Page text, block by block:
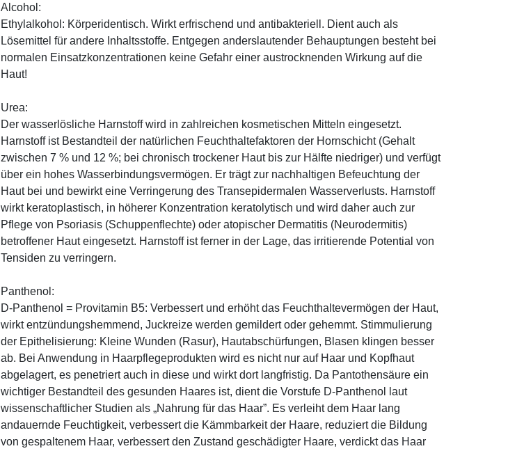
Alcohol:
Ethylalkohol: Körperidentisch. Wirkt erfrischend und antibakteriell. Dient auch als
Lösemittel für andere Inhaltsstoffe. Entgegen anderslautender Behauptungen besteht bei
normalen Einsatzkonzentrationen keine Gefahr einer austrocknenden Wirkung auf die
Haut!
Urea:
Der wasserlösliche Harnstoff wird in zahlreichen kosmetischen Mitteln eingesetzt.
Harnstoff ist Bestandteil der natürlichen Feuchthaltefaktoren der Hornschicht (Gehalt
zwischen 7 % und 12 %; bei chronisch trockener Haut bis zur Hälfte niedriger) und verfügt
über ein hohes Wasserbindungsvermögen. Er trägt zur nachhaltigen Befeuchtung der
Haut bei und bewirkt eine Verringerung des Transepidermalen Wasserverlusts. Harnstoff
wirkt keratoplastisch, in höherer Konzentration keratolytisch und wird daher auch zur
Pflege von Psoriasis (Schuppenflechte) oder atopischer Dermatitis (Neurodermitis)
betroffener Haut eingesetzt. Harnstoff ist ferner in der Lage, das irritierende Potential von
Tensiden zu verringern.
Panthenol:
D-Panthenol = Provitamin B5: Verbessert und erhöht das Feuchthaltevermögen der Haut,
wirkt entzündungshemmend, Juckreize werden gemildert oder gehemmt. Stimmulierung
der Epithelisierung: Kleine Wunden (Rasur), Hautabschürfungen, Blasen klingen besser
ab. Bei Anwendung in Haarpflegeprodukten wird es nicht nur auf Haar und Kopfhaut
abgelagert, es penetriert auch in diese und wirkt dort langfristig. Da Pantothensäure ein
wichtiger Bestandteil des gesunden Haares ist, dient die Vorstufe D-Panthenol laut
wissenschaftlicher Studien als „Nahrung für das Haar”. Es verleiht dem Haar lang
andauernde Feuchtigkeit, verbessert die Kämmbarkeit der Haare, reduziert die Bildung
von gespaltenem Haar, verbessert den Zustand geschädigter Haare, verdickt das Haar